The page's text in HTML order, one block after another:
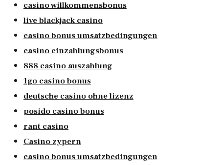
casino willkommensbonus
live blackjack casino
casino bonus umsatzbedingungen
casino einzahlungsbonus
888 casino auszahlung
1go casino bonus
deutsche casino ohne lizenz
posido casino bonus
rant casino
Casino zypern
casino bonus umsatzbedingungen